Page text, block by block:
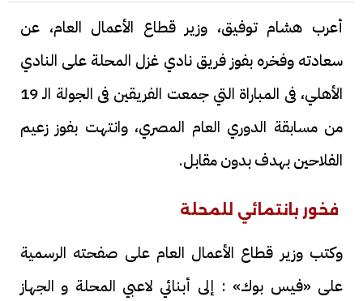
أعرب هشام توفيق، وزير قطاع الأعمال العام، عن
سعادته وفخره بفوز فريق نادي غزل المحلة على النادي
الأهلي، فى المباراة التي جمعت الفريقين فى الجولة الـ 19
من مسابقة الدوري العام المصري، وانتهت بفوز زعيم
الفلاحين بهدف بدون مقابل.
فخور بانتمائي للمحلة
وكتب وزير قطاع الأعمال العام على صفحته الرسمية
على «فيس بوك» : إلى أبنائي لاعبي المحلة و الجهاز